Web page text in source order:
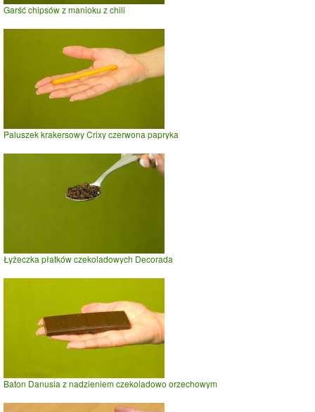
Garść chipsów z manioku z chili
Paluszek krakersowy Crixy czerwona papryka
Łyżeczka płatków czekoladowych Decorada
Baton Danusia z nadzieniem czekoladowo orzechowym